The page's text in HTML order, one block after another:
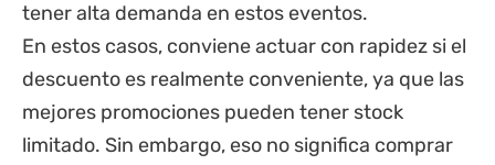
tener alta demanda en estos eventos.
En estos casos, conviene actuar con rapidez si el
descuento es realmente conveniente, ya que las
mejores promociones pueden tener stock
limitado. Sin embargo, eso no significa comprar